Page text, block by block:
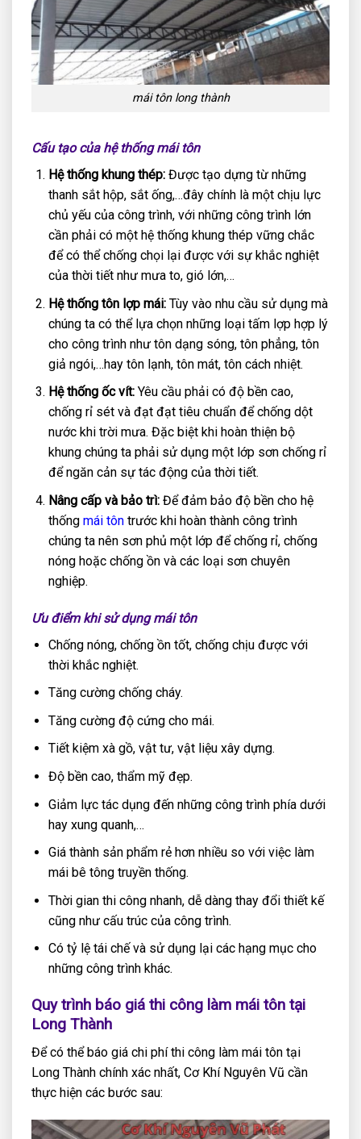
mái tôn long thành
Cấu tạo của hệ thống mái tôn
Hệ thống khung thép:Được tạo dựng từ những
thanh sắt hộp, sắt ống,…đây chính là một chịu lực
chủ yếu của công trình, với những công trình lớn
cần phải có một hệ thống khung thép vững chắc
để có thể chống chọi lại được với sự khắc nghiệt
của thời tiết như mưa to, gió lớn,…
Hệ thống tôn lợp mái:Tùy vào nhu cầu sử dụng mà
chúng ta có thể lựa chọn những loại tấm lợp hợp lý
cho công trình như tôn dạng sóng, tôn phẳng, tôn
giả ngói,…hay tôn lạnh, tôn mát, tôn cách nhiệt.
Hệ thống ốc vít:Yêu cầu phải có độ bền cao,
chống rỉ sét và đạt đạt tiêu chuẩn để chống dột
nước khi trời mưa. Đặc biệt khi hoàn thiện bộ
khung chúng ta phải sử dụng một lớp sơn chống rỉ
để ngăn cản sự tác động của thời tiết.
Nâng cấp và bảo trì:Để đảm bảo độ bền cho hệ
thống mái tôntrước khi hoàn thành công trình
chúng ta nên sơn phủ một lớp để chống rỉ, chống
nóng hoặc chống ồn và các loại sơn chuyên
nghiệp.
Ưu điểm khi sử dụng mái tôn
Chống nóng, chống ồn tốt, chống chịu được với
thời khắc nghiệt.
Tăng cường chống cháy.
Tăng cường độ cứng cho mái.
Tiết kiệm xà gồ, vật tư, vật liệu xây dựng.
Độ bền cao, thẩm mỹ đẹp.
Giảm lực tác dụng đến những công trình phía dưới
hay xung quanh,…
Giá thành sản phẩm rẻ hơn nhiều so với việc làm
mái bê tông truyền thống.
Thời gian thi công nhanh, dễ dàng thay đổi thiết kế
cũng như cấu trúc của công trình.
Có tỷ lệ tái chế và sử dụng lại các hạng mục cho
những công trình khác.
Quy trình báo giá thi công làm mái tôn tại
Long Thành
Để có thể báo giá chi phí thi công làm mái tôn tại
Long Thành chính xác nhất, Cơ Khí Nguyên Vũ cần
thực hiện các bước sau: